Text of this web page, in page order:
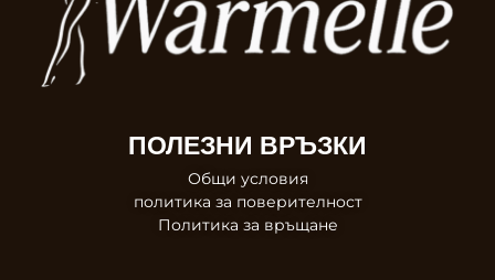
ПОЛЕЗНИ ВРЪЗКИ
Общи условия
политика за поверителност
Политика за връщане